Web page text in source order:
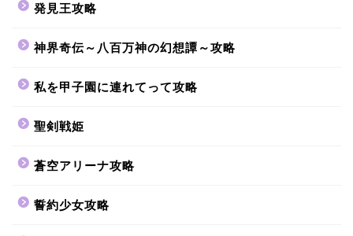
発見王攻略
神界奇伝～八百万神の幻想譚～攻略
私を甲子園に連れてって攻略
聖剣戦姫
蒼空アリーナ攻略
誓約少女攻略